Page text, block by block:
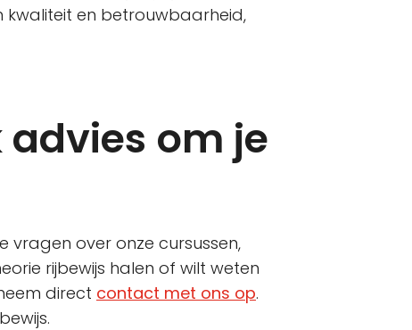
kwaliteit en betrouwbaarheid,
om je
vragen over onze cursussen,
rijbewijs halen of wilt weten
direct contact met ons op.